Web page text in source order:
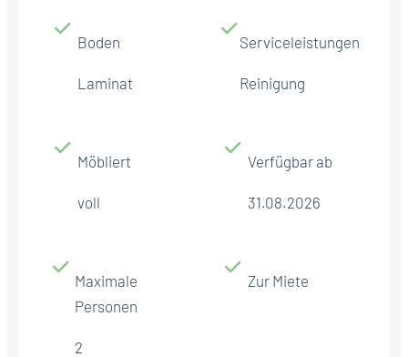
Boden
Laminat
Serviceleistungen
Reinigung
Möbliert
voll
Verfügbar ab
31.08.2026
Maximale
Personen
2
Zur Miete